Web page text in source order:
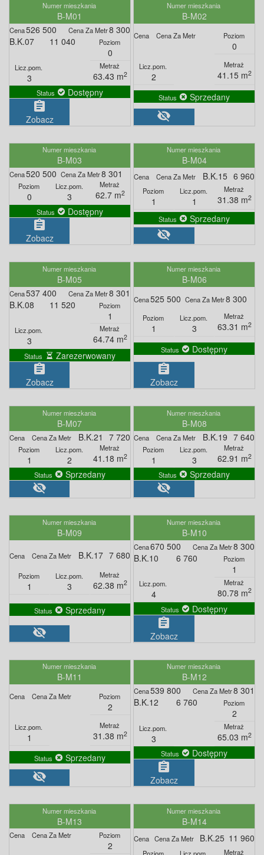
B-M01
63.43 m2
526 500
8 300
0
3
B.K.07 11 040
assignment
Zobacz
Dostępny
B-M02
41.15 m2
0
2
visibility_off
Sprzedany
B-M03
62.7 m2
520 500
8 301
0
3
assignment
Zobacz
Dostępny
B-M04
31.38 m2
1 1
B.K.15 6 960
visibility_off
Sprzedany
B-M05
64.74 m2
537 400
8 301
1
3
B.K.08 11 520
assignment
Zobacz
Zarezerwowany
B-M06
63.31 m2
525 500 8 300
1 3
assignment
Zobacz
Dostępny
B-M07
41.18 m2
1 2
B.K.21 7 720
visibility_off
Sprzedany
B-M08
62.91 m2
1 3
B.K.19 7 640
visibility_off
Sprzedany
B-M09
62.38 m2
1 3
B.K.17 7 680
visibility_off
Sprzedany
B-M10
80.78 m2
670 500
8 300
1
4
B.K.10 6 760
assignment
Zobacz
Dostępny
B-M11
31.38 m2
2
1
visibility_off
Sprzedany
B-M12
65.03 m2
539 800
8 301
2
3
B.K.12 6 760
assignment
Zobacz
Dostępny
B-M13
2
B-M14
B.K.25 11 960